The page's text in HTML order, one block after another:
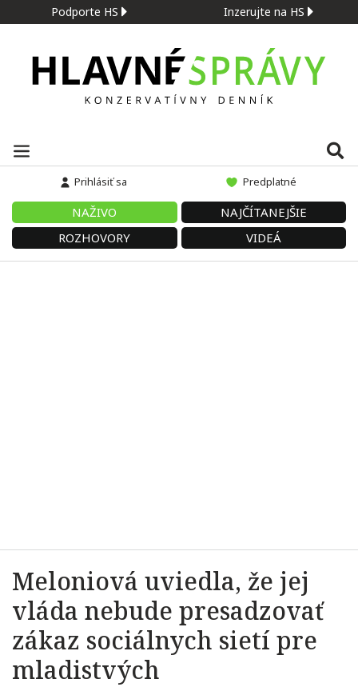
Podporte HS Inzerujte na HS
Prihlásiť sa Predplatné
NAŽIVO
NAJČÍTANEJŠIE
ROZHOVORY
VIDEÁ
Meloniová uviedla, že jej
vláda nebude presadzovať
zákaz sociálnych sietí pre
mladistvých